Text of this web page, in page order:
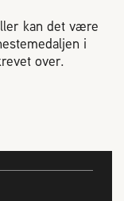
kan det være
i
over.